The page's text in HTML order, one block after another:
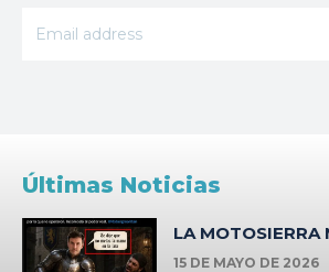
Últimas Noticias
LA MOTOSIERRA
15 DE MAYO DE 2026